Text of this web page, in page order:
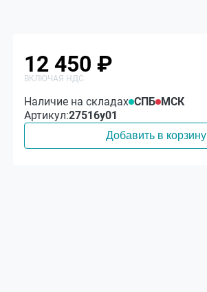
12 450 ₽
Наличие на складах СПБ МСК
Артикул:27516у01
Добавить в корзину